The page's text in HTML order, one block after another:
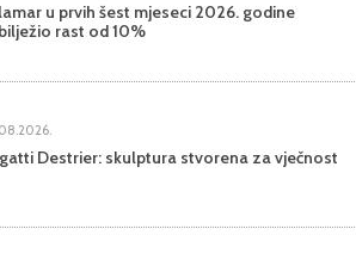
u prvih šest mjeseci 2026. godine
rast od 10%
Destrier: skulptura stvorena za vječnost